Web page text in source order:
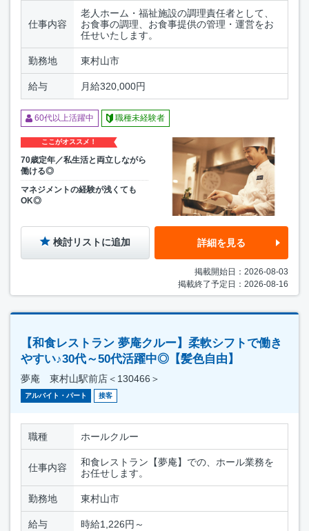
仕事内容
老人ホーム・福祉施設の調理責任者として、
お食事の調理、お食事提供の管理・運営をお
任せいたします。
勤務地 東村山市
給与 月給320,000円
60代以上活躍中 職種未経験者
ここがオススメ！
70歳定年／私生活と両立しながら
働ける◎
マネジメントの経験が浅くても
OK◎
検討リストに追加 詳細を見る
掲載開始日：2026-08-03
掲載終了予定日：2026-08-16
【和食レストラン 夢庵クルー】柔軟シフトで働き
やすい♪30代～50代活躍中◎【髪色自由】
夢庵 東村山駅前店＜130466＞
アルバイト・パート 接客
職種 ホールクルー
仕事内容
和食レストラン【夢庵】での、ホール業務を
お任せします。
勤務地 東村山市
給与 時給1,226円～